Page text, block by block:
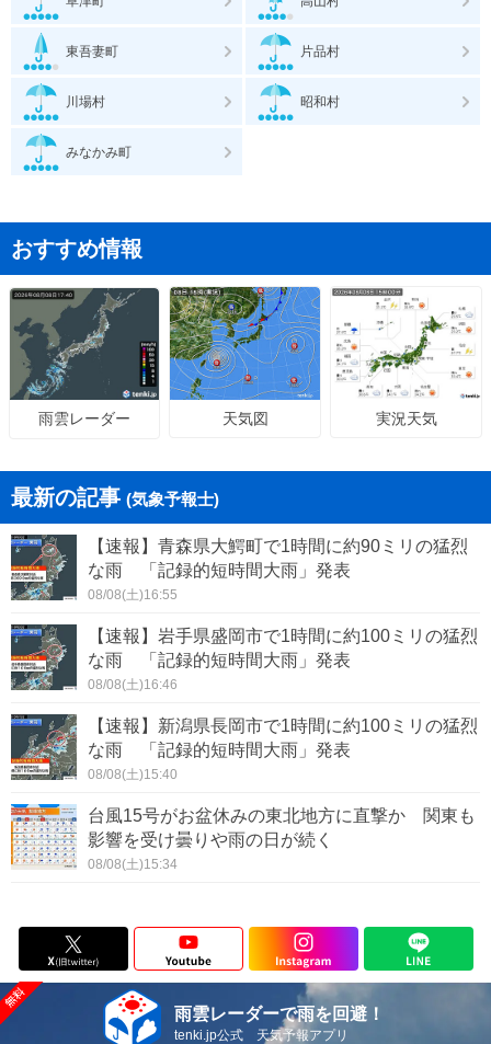
東吾妻町 片品村
川場村 昭和村
みなかみ町
おすすめ情報
雨雲レーダー 天気図 実況天気
最新の記事 (気象予報士)
【速報】青森県大鰐町で1時間に約90ミリの猛烈
な雨 「記録的短時間大雨」発表
08/08(土)16:55
【速報】岩手県盛岡市で1時間に約100ミリの猛烈
な雨 「記録的短時間大雨」発表
08/08(土)16:46
【速報】新潟県長岡市で1時間に約100ミリの猛烈
な雨 「記録的短時間大雨」発表
08/08(土)15:40
台風15号がお盆休みの東北地方に直撃か 関東も
影響を受け曇りや雨の日が続く
08/08(土)15:34
雨雲レーダーで雨を回避！
tenki.jp公式 天気予報アプリ